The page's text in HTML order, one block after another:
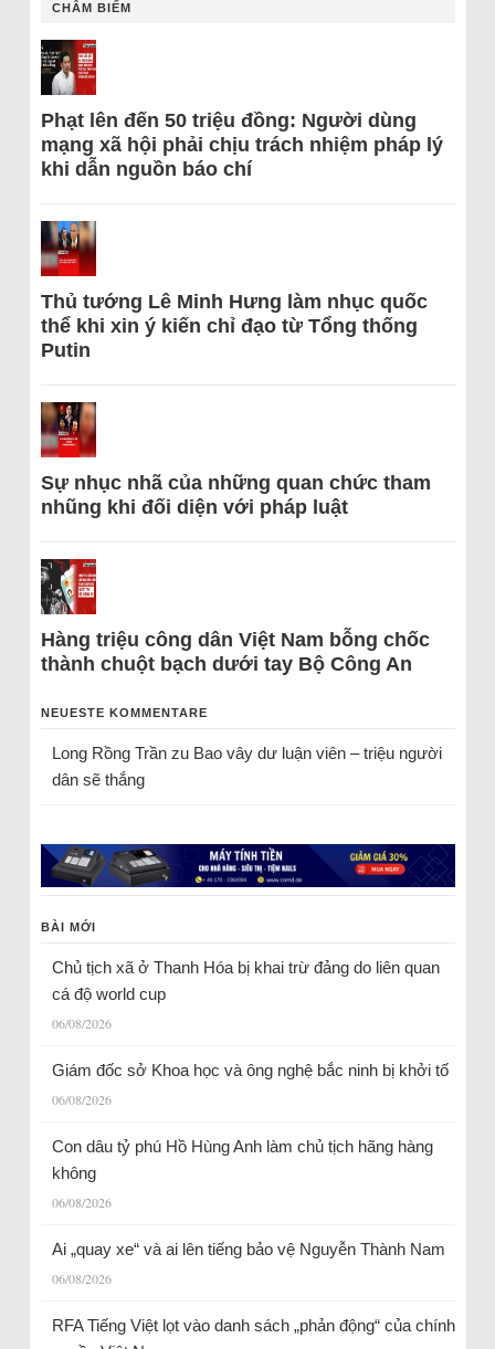
CHÂM BIẾM
Phạt lên đến 50 triệu đồng: Người dùng
mạng xã hội phải chịu trách nhiệm pháp lý
khi dẫn nguồn báo chí
Thủ tướng Lê Minh Hưng làm nhục quốc
thể khi xin ý kiến chỉ đạo từ Tổng thống
Putin
Sự nhục nhã của những quan chức tham
nhũng khi đối diện với pháp luật
Hàng triệu công dân Việt Nam bỗng chốc
thành chuột bạch dưới tay Bộ Công An
NEUESTE KOMMENTARE
Long Rồng Trầnzu Bao vây dư luận viên – triệu người
dân sẽ thắng
BÀI MỚI
Chủ tịch xã ở Thanh Hóa bị khai trừ đảng do liên quan
cá độ world cup
06/08/2026
Giám đốc sở Khoa học và ông nghệ bắc ninh bị khởi tố
06/08/2026
Con dâu tỷ phú Hồ Hùng Anh làm chủ tịch hãng hàng
không
06/08/2026
Ai „quay xe“ và ai lên tiếng bảo vệ Nguyễn Thành Nam
06/08/2026
RFA Tiếng Việt lọt vào danh sách „phản động“ của chính